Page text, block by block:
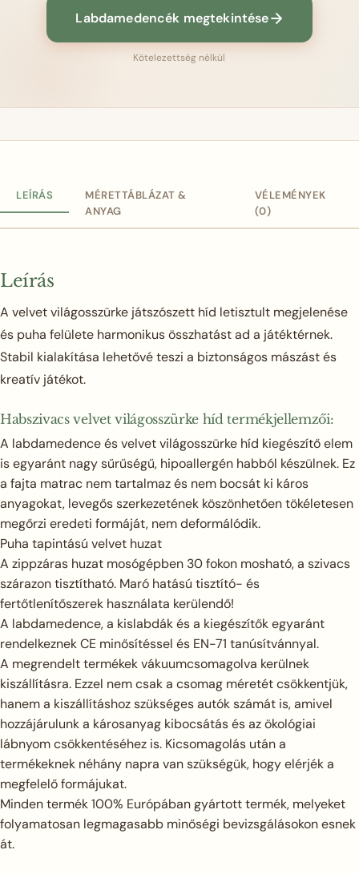
Labdamedencék megtekintése
Kötelezettség nélkül
LEÍRÁS
MÉRETTÁBLÁZAT &
ANYAG
VÉLEMÉNYEK
(0)
Leírás
A velvet világosszürke játszószett híd letisztult megjelenése
és puha felülete harmonikus összhatást ad a játéktérnek.
Stabil kialakítása lehetővé teszi a biztonságos mászást és
kreatív játékot.
Habszivacs velvet világosszürke híd termékjellemzői:
A labdamedence és velvet világosszürke híd kiegészítő elem
is egyaránt nagy sűrűségű, hipoallergén habból készülnek. Ez
a fajta matrac nem tartalmaz és nem bocsát ki káros
anyagokat, levegős szerkezetének köszönhetően tökéletesen
megőrzi eredeti formáját, nem deformálódik.
Puha tapintású velvet huzat
A zippzáras huzat mosógépben 30 fokon mosható, a szivacs
szárazon tisztítható. Maró hatású tisztító- és
fertőtlenítőszerek használata kerülendő!
A labdamedence, a kislabdák és a kiegészítők egyaránt
rendelkeznek CE minősítéssel és EN-71 tanúsítvánnyal.
A megrendelt termékek vákuumcsomagolva kerülnek
kiszállításra. Ezzel nem csak a csomag méretét csökkentjük,
hanem a kiszállításhoz szükséges autók számát is, amivel
hozzájárulunk a károsanyag kibocsátás és az ökológiai
lábnyom csökkentéséhez is. Kicsomagolás után a
termékeknek néhány napra van szükségük, hogy elérjék a
megfelelő formájukat.
Minden termék 100% Európában gyártott termék, melyeket
folyamatosan legmagasabb minőségi bevizsgálásokon esnek
át.